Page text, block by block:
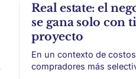
Real estate: el
se gana solo con
proyecto
En un contexto de
compradores más